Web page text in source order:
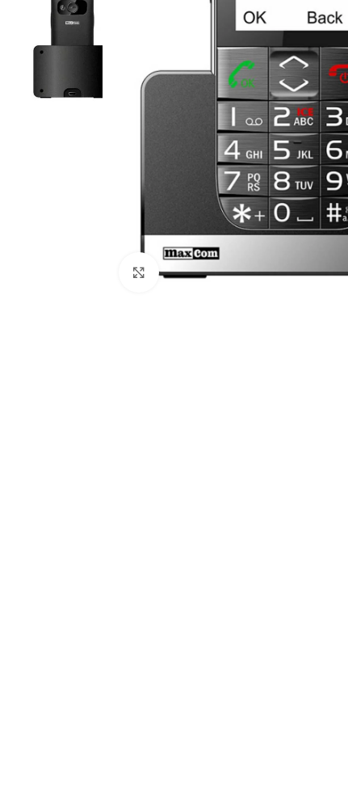
Κλικ για μεγέθυνση